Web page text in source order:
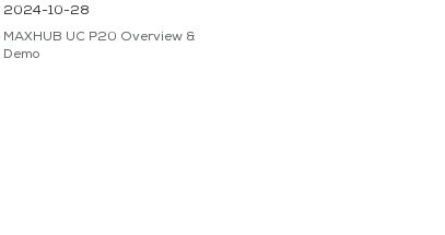
2024-10-28
MAXHUB UC P20 Overview &
Demo